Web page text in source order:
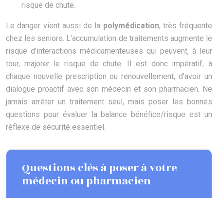
risque de chute.
Le danger vient aussi de la polymédication, très fréquente
chez les seniors. L’accumulation de traitements augmente le
risque d’interactions médicamenteuses qui peuvent, à leur
tour, majorer le risque de chute. Il est donc impératif, à
chaque nouvelle prescription ou renouvellement, d’avoir un
dialogue proactif avec son médecin et son pharmacien. Ne
jamais arrêter un traitement seul, mais poser les bonnes
questions pour évaluer la balance bénéfice/risque est un
réflexe de sécurité essentiel.
Questions clés à poser à votre
médecin ou pharmacien